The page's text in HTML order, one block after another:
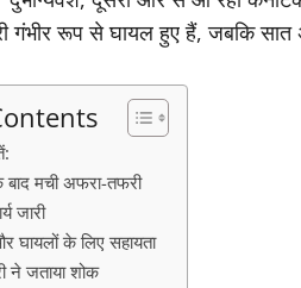
गंभीर रूप से घायल हुए हैं, जबकि
मची अफरा-तफरी
जारी
घायलों के लिए सहायता
ने जताया शोक